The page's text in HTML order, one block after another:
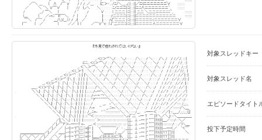
対象スレッドキー
対象スレッド名
エピソードタイト
投下予定時間